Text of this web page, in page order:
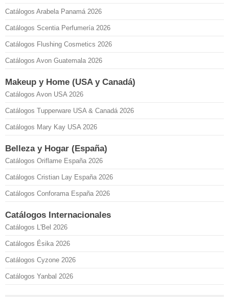
Catálogos Arabela Panamá 2026
Catálogos Scentia Perfumería 2026
Catálogos Flushing Cosmetics 2026
Catálogos Avon Guatemala 2026
Makeup y Home (USA y Canadá)
Catálogos Avon USA 2026
Catálogos Tupperware USA & Canadá 2026
Catálogos Mary Kay USA 2026
Belleza y Hogar (España)
Catálogos Oriflame España 2026
Catálogos Cristian Lay España 2026
Catálogos Conforama España 2026
Catálogos Internacionales
Catálogos L'Bel 2026
Catálogos Ésika 2026
Catálogos Cyzone 2026
Catálogos Yanbal 2026